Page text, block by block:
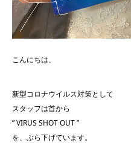
こんにちは、
新型コロナウイルス対策として
スタッフは首から
” VIRUS SHOT OUT ”
を、ぶら下げています。